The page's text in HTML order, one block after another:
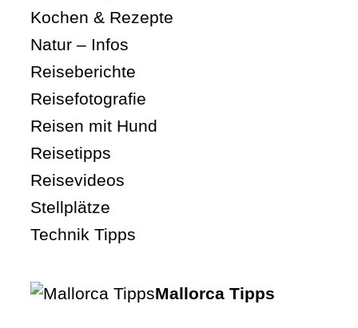
Kochen & Rezepte
Natur – Infos
Reiseberichte
Reisefotografie
Reisen mit Hund
Reisetipps
Reisevideos
Stellplätze
Technik Tipps
Mallorca Tipps